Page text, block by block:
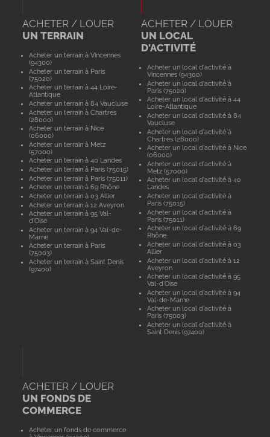
ACHETER / LOUER
UN TERRAIN
Acheter un terrain à Vincennes
(94300)
Acheter un terrain à Paris
(75020)
Acheter un terrain à 44 Loire-
Atlantique
Acheter un terrain à 84 Vaucluse
Acheter un terrain à Chartres
(28000)
Acheter un terrain à Nice
(06000)
Acheter un terrain à Metz
(57000)
Acheter un terrain à 40 Landes
Acheter un terrain à Paris (75015)
Acheter un terrain à Paris (75011)
Acheter un terrain à 69 Rhône
Acheter un terrain à 03 Allier
Acheter un terrain à 12 Aveyron
Acheter un terrain à 95 Val-
d'Oise
Acheter un terrain à 94 Val-de-
Marne
Acheter un terrain à Paris
(75003)
Acheter un terrain à Saint Denis
(97400)
ACHETER / LOUER
UN LOCAL
D'ACTIVITÉ
Acheter un local d'activité à
Vincennes (94300)
Acheter un local d'activité à
Paris (75020)
Acheter un local d'activité à 44
Loire-Atlantique
Acheter un local d'activité à 84
Vaucluse
Acheter un local d'activité à
Chartres (28000)
Acheter un local d'activité à Nice
(06000)
Acheter un local d'activité à
Metz (57000)
Acheter un local d'activité à 40
Landes
Acheter un local d'activité à
Paris (75015)
Acheter un local d'activité à
Paris (75011)
Acheter un local d'activité à 69
Rhône
Acheter un local d'activité à 03
Allier
Acheter un local d'activité à 12
Aveyron
Acheter un local d'activité à 95
Val-d'Oise
Acheter un local d'activité à 94
Val-de-Marne
Acheter un local d'activité à
Paris (75003)
Acheter un local d'activité à
Saint Denis (97400)
ACHETER / LOUER
UN FONDS DE
COMMERCE
Acheter un fonds de commerce